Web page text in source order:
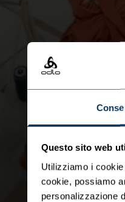
Questo sito web
Utilizziamo i
cookie, possiamo
personalizzazione